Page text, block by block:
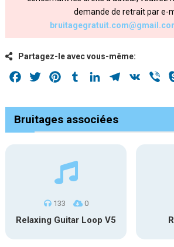
demande de retrait par e-
Partagez-le avec vous-même:
Facebook
Twitter PinterestTumblrLinkedInTelegram
VK
Bruitages associées
133 0
Relaxing Guitar Loop V5